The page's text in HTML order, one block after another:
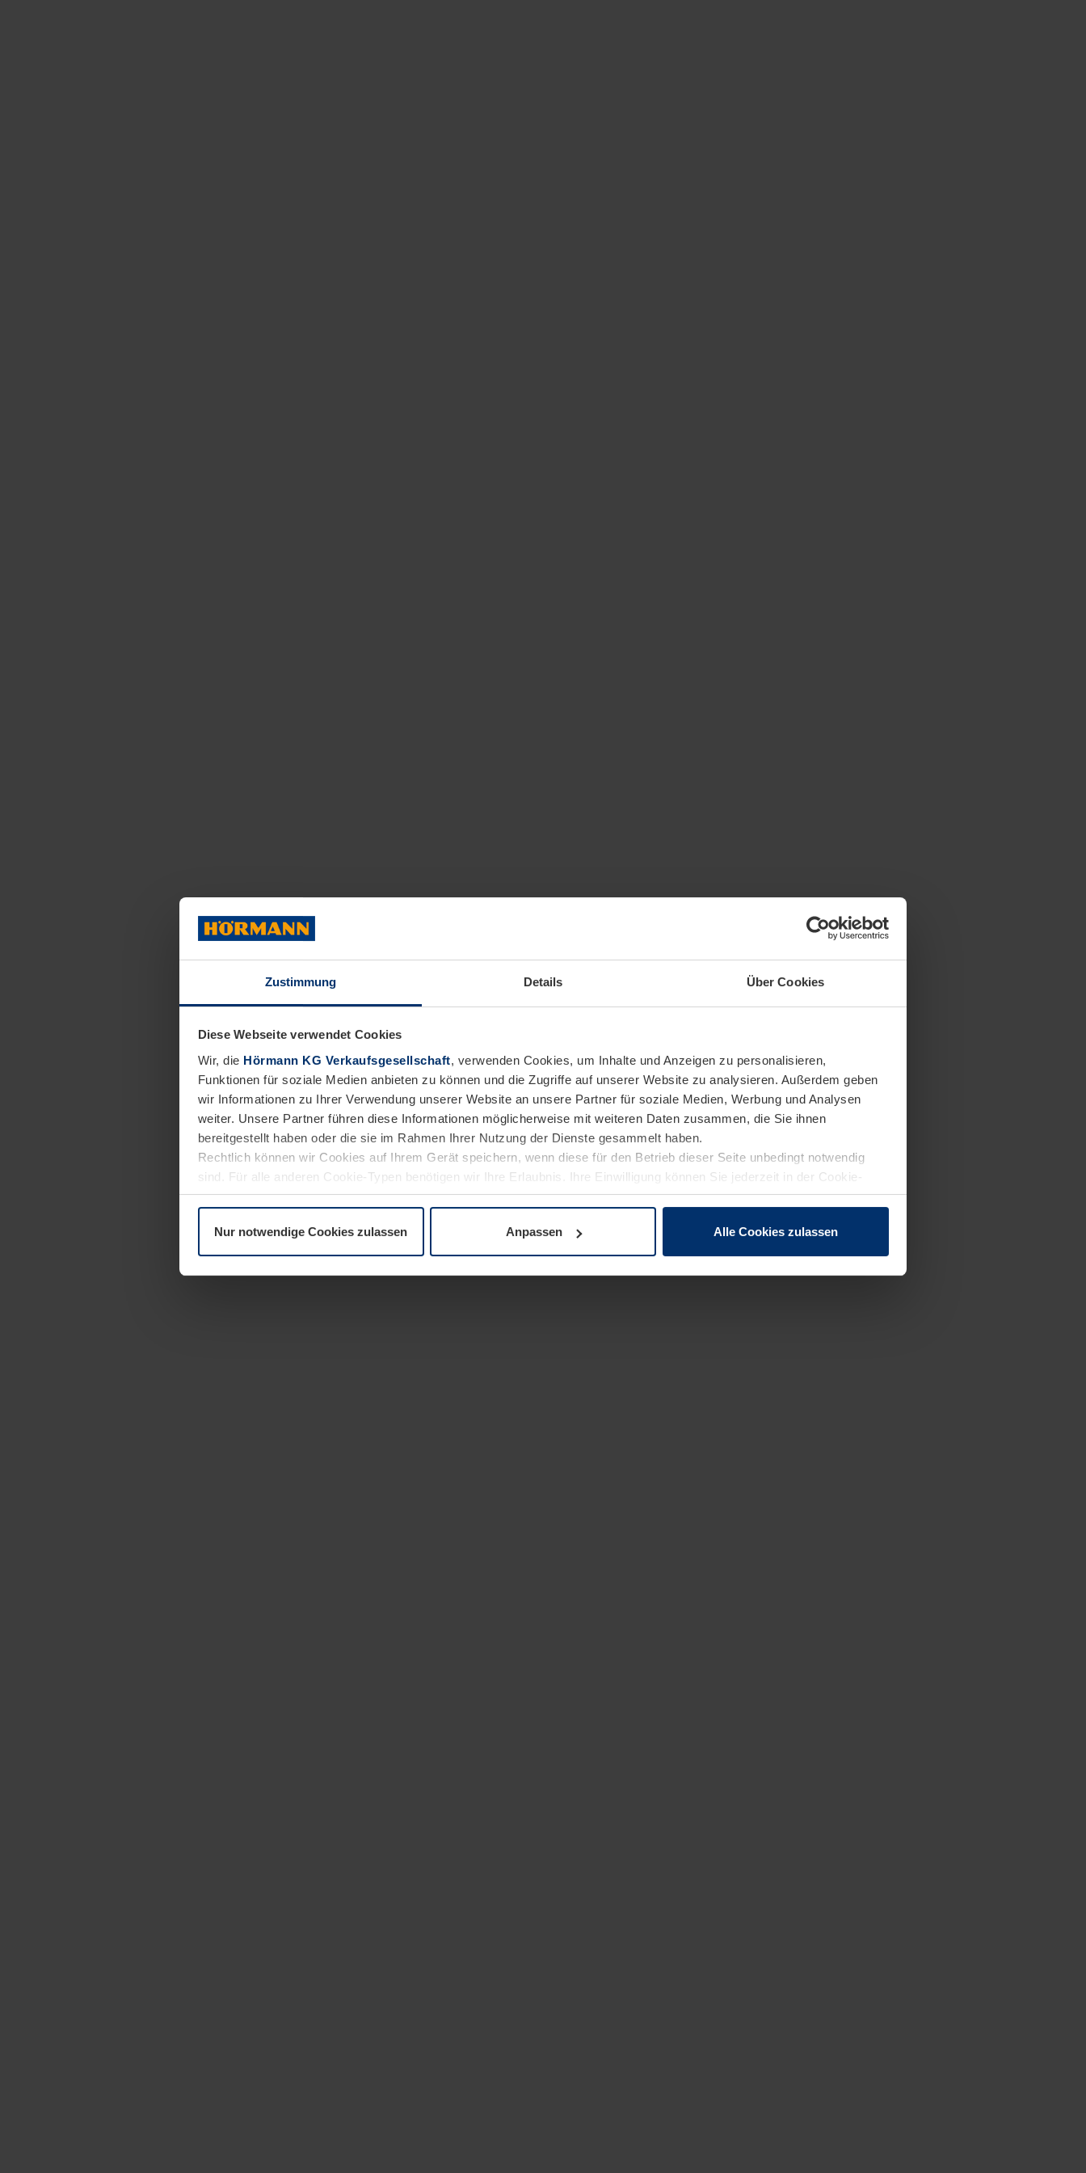
Zustimmung Details Über Cookies
Diese Webseite verwendet Cookies
Wir, die Hörmann KG Verkaufsgesellschaft, verwenden Cookies, um Inhalte und Anzeigen zu personalisieren,
Funktionen für soziale Medien anbieten zu können und die Zugriffe auf unserer Website zu analysieren. Außerdem geben
wir Informationen zu Ihrer Verwendung unserer Website an unsere Partner für soziale Medien, Werbung und Analysen
weiter. Unsere Partner führen diese Informationen möglicherweise mit weiteren Daten zusammen, die Sie ihnen
bereitgestellt haben oder die sie im Rahmen Ihrer Nutzung der Dienste gesammelt haben.
Rechtlich können wir Cookies auf Ihrem Gerät speichern, wenn diese für den Betrieb dieser Seite unbedingt notwendig
sind. Für alle anderen Cookie-Typen benötigen wir Ihre Erlaubnis. Ihre Einwilligung können Sie jederzeit in der Cookie-
Erläuterung auf der SeiteDatenschutzerklärungunserer Website ändern oder widerrufen.
Nur notwendige Cookies zulassen Anpassen Alle Cookies zulassen